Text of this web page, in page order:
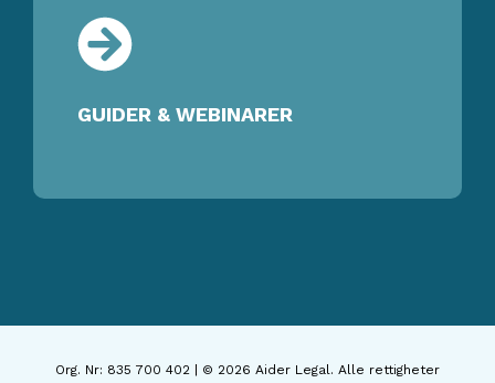
GUIDER & WEBINARER
Org. Nr: 835 700 402 | © 2026 Aider Legal. Alle rettigheter